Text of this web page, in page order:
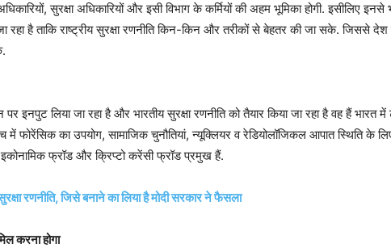
सुरक्षा अधिकारियों और इसी विभाग के कर्मियों की अहम भूमिका होगी. इसीलिए इनसे
रहा है ताकि राष्ट्रीय सुरक्षा रणनीति किन-किन और तरीकों से बेहतर की जा सके. जिससे
लिया जा रहा है और भारतीय सुरक्षा रणनीति को तैयार किया जा रहा है वह हैं भारत में
फोरेंसिक का उपयोग, सामाजिक चुनौतियां, न्यूक्लियर व रेडियोलॉजिकल आपात स्थिति के
इकोनामिक फ्रॉड और क्रिप्टो करेंसी फ्रॉड प्रमुख हैं.
रणनीति, जिसे बनाने का लिया है मोदी सरकार ने फैसला
करना होगा